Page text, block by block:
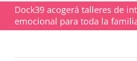
Dock39 acogerá talleres de
emocional para toda la